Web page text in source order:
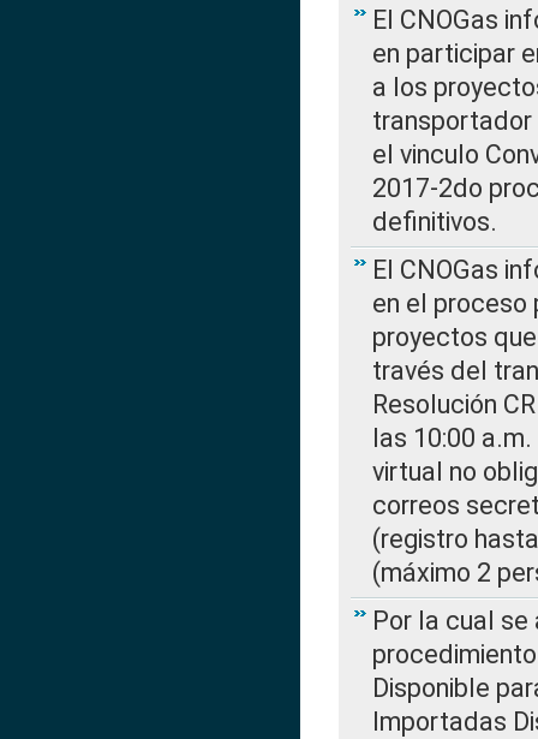
El CNOGas
en participar
a los
transportador
el vinculo
2017-2do
definitivos.
El CNOGas
en el proceso
proyectos
través del
Resolución
las 10:00
virtual no
correos
(registro
(máximo 2
Por la cual
Disponible
Importadas